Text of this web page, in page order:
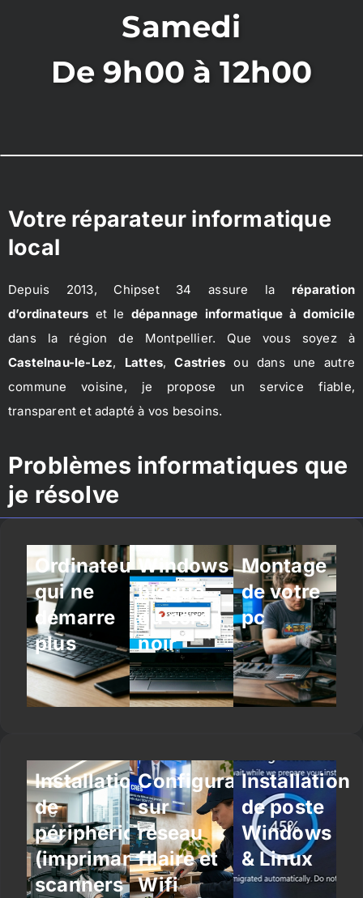
Samedi
De 9h00 à 12h00
Votre réparateur informatique
local
Depuis 2013, Chipset 34 assure la réparation
d’ordinateurs et le dépannage informatique à domicile
dans la région de Montpellier. Que vous soyez à
Castelnau-le-Lez, Lattes,Castries ou dans une autre
commune voisine, je propose un service fiable,
transparent et adapté à vos besoins.
Problèmes informatiques que
je résolve
Ordinateur
qui ne
démarre
plus
Windows
bloqué
ou écran
noir
Montage
de votre
pc
Installation
de
périphériques
(imprimantes,
scanners
Configuration
sur
réseau
filaire et
Wifi
Installation
de poste
Windows
& Linux